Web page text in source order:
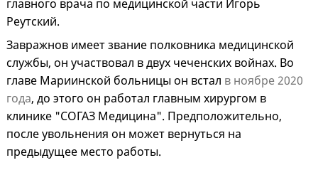
главного врача по медицинской части Игорь
Реутский.
Завражнов имеет звание полковника медицинской
службы, он участвовал в двух чеченских войнах. Во
главе Мариинской больницы он встал в ноябре 2020
года, до этого он работал главным хирургом в
клинике "СОГАЗ Медицина". Предположительно,
после увольнения он может вернуться на
предыдущее место работы.